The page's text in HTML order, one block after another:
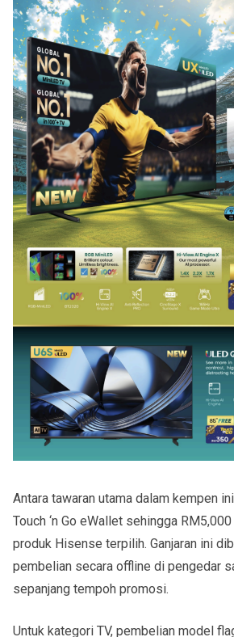
Antara tawaran utama dalam kempen
Touch ‘n Go eWallet sehingga
produk Hisense terpilih. Ganjaran ini
pembelian secara offline di pengedar
sepanjang tempoh promosi.
Untuk kategori TV, pembelian model